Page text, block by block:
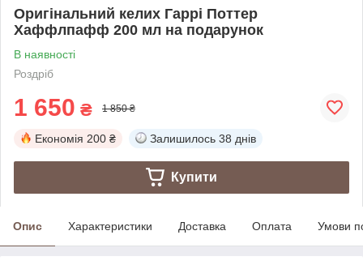
Оригінальний келих Гаррі Поттер
Хаффлпафф 200 мл на подарунок
В наявності
Роздріб
1 650 ₴ 1 850 ₴
Економія 200 ₴ Залишилось 38 днів
Купити
Опис Характеристики Доставка Оплата Умови